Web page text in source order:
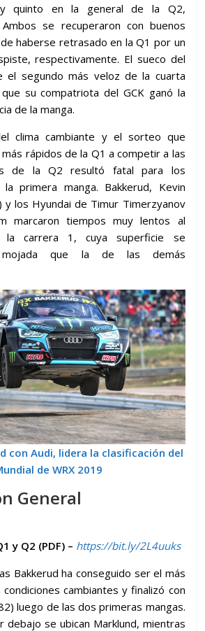
y quinto en la general de la Q2,
se recuperaron con buenos
haberse retrasado en la Q1 por un
respectivamente. El sueco del
el segundo más veloz de la cuarta
su compatriota del GCK ganó la
de la manga.
clima cambiante y el sorteo que
rápidos de la Q1 a competir a las
de la Q2 resultó fatal para los
primera manga. Bakkerud, Kevin
y los Hyundai de Timur Timerzyanov
marcaron tiempos muy lentos al
la carrera 1, cuya superficie se
que la de las demás
con Audi, lidera la clasificación del
de WRX 2019
General
y Q2 (PDF) – https://bit.ly/2L4uuks
Bakkerud ha conseguido ser el más
cambiantes y finalizó con
luego de las dos primeras mangas.
debajo se ubican Marklund, mientras